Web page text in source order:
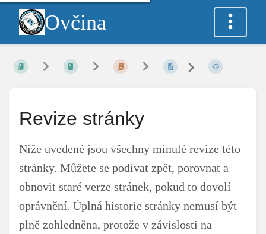
Ovčina
Revize stránky
Níže uvedené jsou všechny minulé revize této
stránky. Můžete se podívat zpět, porovnat a
obnovit staré verze stránek, pokud to dovolí
oprávnění. Úplná historie stránky nemusí být
plně zohledněna, protože v závislosti na